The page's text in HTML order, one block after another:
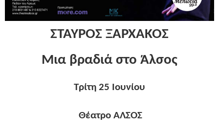
ΣΤΑΥΡΟΣ ΞΑΡΧΑΚΟΣ
Μια βραδιά στο Άλσος
Τρίτη 25 Ιουνίου
Θέατρο ΑΛΣΟΣ